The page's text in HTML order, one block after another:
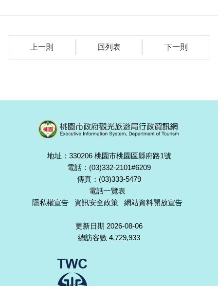
上一則 回列表 下一則
地址：330206 桃園市桃園區縣府路1號
電話：(03)332-2101#6209
傳真：(03)333-5479
電話一覽表
隱私權宣告
資訊安全政策 網站資料開放宣告
更新日期 2026-08-06
總訪客數 4,729,933